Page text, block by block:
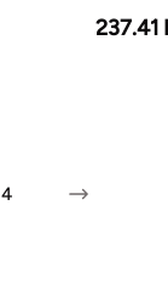
237.41
4